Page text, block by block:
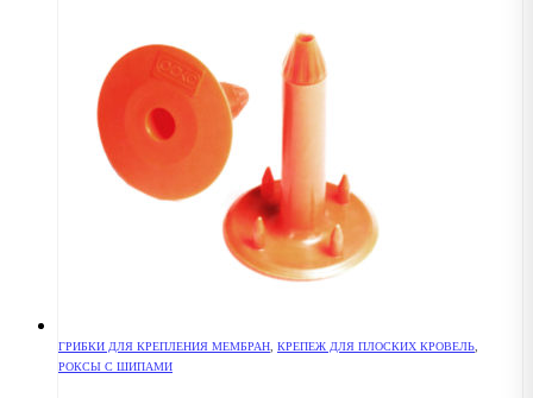
ГРИБКИ ДЛЯ КРЕПЛЕНИЯ МЕМБРАН, КРЕПЕЖ ДЛЯ ПЛОСКИХ КРОВЕЛЬ,
РОКСЫ С ШИПАМИ